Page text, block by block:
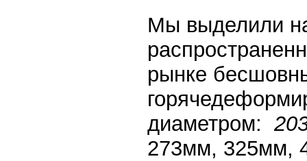
Мы выделили
рынке
диаметром:
273мм, 325мм,